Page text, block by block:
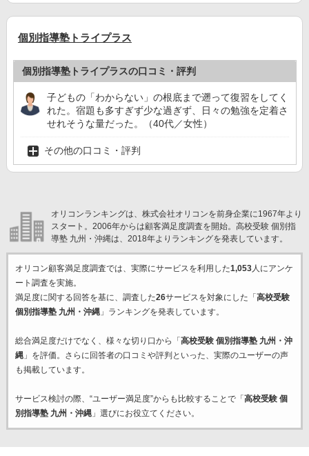
個別指導塾トライプラス
個別指導塾トライプラスの口コミ・評判
子どもの「わからない」の根底まで遡って復習をしてく
れた。宿題も多すぎず少な過ぎず、日々の勉強を定着さ
せれそうな量だった。（40代／女性）
その他の口コミ・評判
オリコンランキングは、株式会社オリコンを前身企業に1967年より
スタート。2006年からは顧客満足度調査を開始。高校受験 個別指
導塾 九州・沖縄は、2018年よりランキングを発表しています。
オリコン顧客満足度調査では、実際にサービスを利用した1,053人にアンケ
ート調査を実施。
満足度に関する回答を基に、調査した26サービスを対象にした「 高校受験
個別指導塾 九州・沖縄」ランキングを発表しています。
総合満足度だけでなく、様々な切り口から「 高校受験 個別指導塾 九州・沖
縄」を評価。さらに回答者の口コミや評判といった、実際のユーザーの声
も掲載しています。
サービス検討の際、“ユーザー満足度”からも比較することで「 高校受験 個
別指導塾 九州・沖縄」選びにお役立てください。